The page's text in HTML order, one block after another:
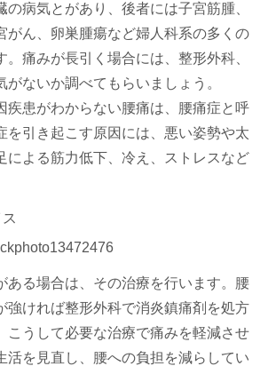
の病気とがあり、後者には子宮筋腫、
がん、卵巣腫瘍など婦人科系の多くの
。痛みが長引く場合には、整形外科、
がないか調べてもらいましょう。
疾患がわからない腰痛は、腰痛症と呼
を引き起こす原因には、悪い姿勢や太
による筋力低下、冷え、ストレスなど
ある場合は、その治療を行います。腰
強ければ整形外科で消炎鎮痛剤を処方
こうして必要な治療で痛みを軽減させ
活を見直し、腰への負担を減らしてい